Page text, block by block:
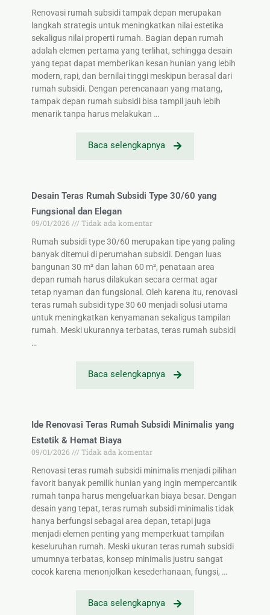
Renovasi rumah subsidi tampak depan merupakan
langkah strategis untuk meningkatkan nilai estetika
sekaligus nilai properti rumah. Bagian depan rumah
adalah elemen pertama yang terlihat, sehingga desain
yang tepat dapat memberikan kesan hunian yang lebih
modern, rapi, dan bernilai tinggi meskipun berasal dari
rumah subsidi. Dengan perencanaan yang matang,
tampak depan rumah subsidi bisa tampil jauh lebih
menarik tanpa harus melakukan …
Baca selengkapnya
Desain Teras Rumah Subsidi Type 30/60 yang
Fungsional dan Elegan
09/01/2026
Tidak ada komentar
Rumah subsidi type 30/60 merupakan tipe yang paling
banyak ditemui di perumahan subsidi. Dengan luas
bangunan 30 m² dan lahan 60 m², penataan area
depan rumah harus dilakukan secara cermat agar
tetap nyaman dan fungsional. Oleh karena itu, renovasi
teras rumah subsidi type 30 60 menjadi solusi utama
untuk meningkatkan kenyamanan sekaligus tampilan
rumah. Meski ukurannya terbatas, teras rumah subsidi
…
Baca selengkapnya
Ide Renovasi Teras Rumah Subsidi Minimalis yang
Estetik & Hemat Biaya
09/01/2026
Tidak ada komentar
Renovasi teras rumah subsidi minimalis menjadi pilihan
favorit banyak pemilik hunian yang ingin mempercantik
rumah tanpa harus mengeluarkan biaya besar. Dengan
desain yang tepat, teras rumah subsidi minimalis tidak
hanya berfungsi sebagai area depan, tetapi juga
menjadi elemen penting yang memperkuat tampilan
keseluruhan rumah. Meski ukuran teras rumah subsidi
umumnya terbatas, konsep minimalis justru sangat
cocok karena menonjolkan kesederhanaan, fungsi, …
Baca selengkapnya